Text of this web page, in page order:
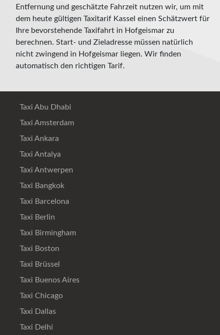
Entfernung und geschätzte Fahrzeit nutzen wir, um mit
dem heute gültigen Taxitarif Kassel einen Schätzwert für
Ihre bevorstehende Taxifahrt in Hofgeismar zu
berechnen. Start- und Zieladresse müssen natürlich
nicht zwingend in Hofgeismar liegen. Wir finden
automatisch den richtigen Tarif.
Taxi Abu Dhabi
Taxi Amsterdam
Taxi Ankara
Taxi Antalya
Taxi Antwerpen
Taxi Bangkok
Taxi Barcelona
Taxi Berlin
Taxi Birmingham
Taxi Boston
Taxi Brüssel
Taxi Buenos Aires
Taxi Chicago
Taxi Dallas
Taxi Delhi